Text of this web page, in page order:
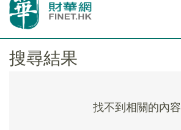
搜尋結果
找不到相關的內容